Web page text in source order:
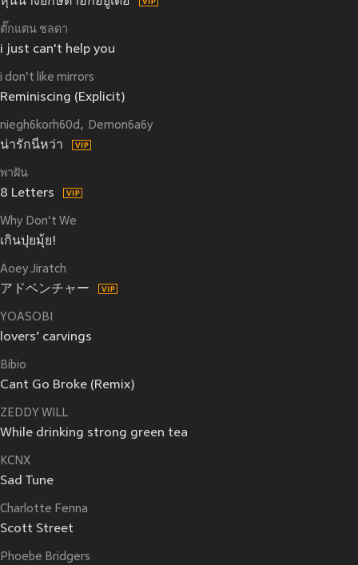
ตั๊กแตน ชลดา
i just can't help you
i don't like mirrors
Reminiscing (Explicit)
niegh6korh60d Demon6a6y
น่ารักนี่หว่า
พาฝัน
8 Letters
Why Don't We
เกินปุยมุ้ย!
Aoey Jiratch
アドベンチャー
YOASOBI
lovers’ carvings
Bibio
Cant Go Broke (Remix)
ZEDDY WILL
While drinking strong green tea
KCNX
Sad Tune
Charlotte Fenna
Scott Street
Phoebe Bridgers